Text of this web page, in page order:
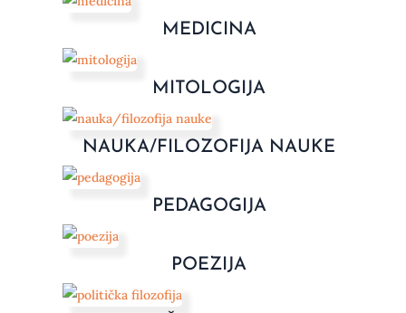
MEDICINA
MITOLOGIJA
NAUKA/FILOZOFIJA NAUKE
PEDAGOGIJA
POEZIJA